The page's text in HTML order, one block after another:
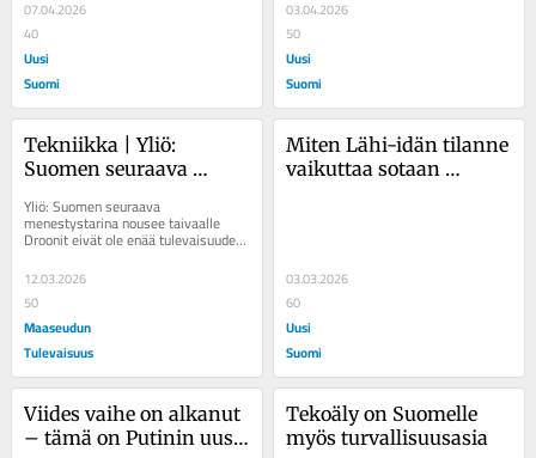
demokratialle
07.04.2026
40
Uusi
Suomi
suunnannäyttäjäksi –
nyt on aika ottaa
seuraava askel
03.04.2026
50
Uusi
Suomi
Tekniikka | Yliö:
Suomen seuraava
taivaalle
Yliö: Suomen seuraava
menestystarina nousee taivaalle
Droonit eivät ole enää tulevaisuuden
infrastruktuuria....
12.03.2026
50
Maaseudun
Tulevaisuus
Miten Lähi-idän tilanne
vaikuttaa sotaan
03.03.2026
60
Uusi
Suomi
Viides vaihe on alkanut
– tämä on Putinin uusi
Tekoäly on Suomelle
myös turvallisuusasia